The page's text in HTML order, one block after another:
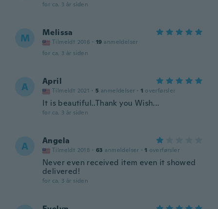
for ca. 3 år siden
M Melissa
Tilmeldt 2016 · 19 anmeldelser
for ca. 3 år siden
A April
Tilmeldt 2021 · 5 anmeldelser · 1 overførsler
It is beautiful..Thank you Wish...
for ca. 3 år siden
A Angela
Tilmeldt 2018 · 63 anmeldelser · 1 overførsler
Never even received item even it showed
delivered!
for ca. 3 år siden